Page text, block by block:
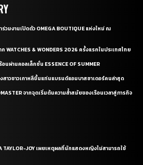
มงานเปิดตัว OMEGA BOUTIQUE แห่งใหม่ ณ
ก WATCHES & WONDERS 2026 ครั้งแรกในประเทศไทย
ผ่านคอลเล็กชั่น ESSENCE OF SUMMER
สาวชาวเกาหลีขึ้นแท่นแบรนด์แอมบาสซาเดอร์คนล่าสุด
จากจุดเริ่มต้นความล้ำสมัยของเรือนเวลาสู่ภารกิจ
TAYLOR-JOY เผยเหตุผลที่นักแสดงหญิงไม่สามารถใช้